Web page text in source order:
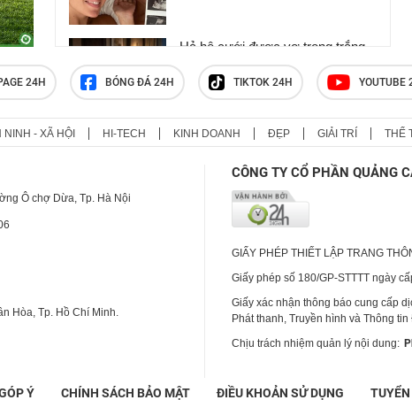
Hả hê cưới được vợ trong trắng,
đêm tân hôn, tôi nhận ngay quả
báo khiến bản thân chết lặng, bẽ
bàng
Loạt ồn ào của Huấn Hoa Hồng
24H BÓNG ĐÁ 24H TIKTOK 24H YOUTUBE
NINH - XÃ HỘI HI-TECH KINH DOANH ĐẸP GIẢI TRÍ THỂ
Ô chợ Dừa, Tp. Hà Nội
Hòa, Tp. Hồ Chí Minh.
CÔNG TY CỔ PHẦN QUẢNG
GIẤY PHÉP THIẾT LẬP TRANG
Giấy phép số 180/GP-STTTT ngày
Giấy xác nhận thông báo cung cấp
Phát thanh, Truyền hình và Thông
Chịu trách nhiệm quản lý nội dung:
Ý CHÍNH SÁCH BẢO MẬT ĐIỀU KHOẢN SỬ DỤNG TUYỂN